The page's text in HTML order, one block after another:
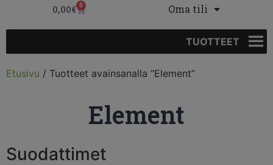
0,00€ 0 Oma tili
TUOTTEET
Etusivu / Tuotteet avainsanalla “Element”
Element
Suodattimet